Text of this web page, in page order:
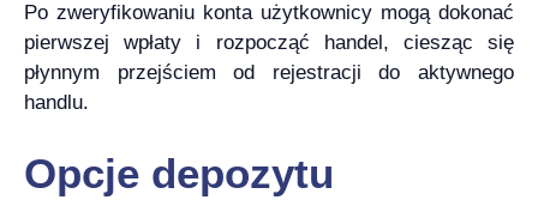
Po zweryfikowaniu konta użytkownicy mogą dokonać
pierwszej wpłaty i rozpocząć handel, ciesząc się
płynnym przejściem od rejestracji do aktywnego
handlu.
Opcje depozytu